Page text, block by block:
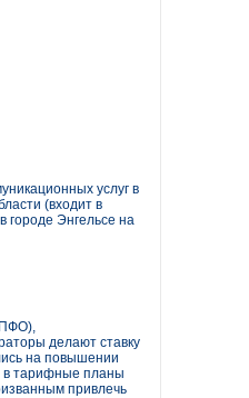
услуг в
(входит в
Энгельсе на
делают ставку
на повышении
в тарифные планы
привлечь